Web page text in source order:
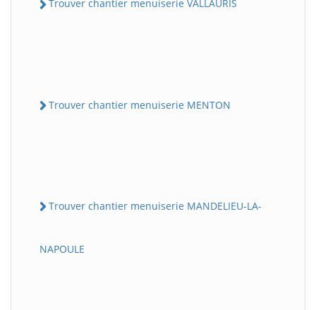
Trouver chantier menuiserie VALLAURIS
Trouver chantier menuiserie MENTON
Trouver chantier menuiserie MANDELIEU-LA-
NAPOULE